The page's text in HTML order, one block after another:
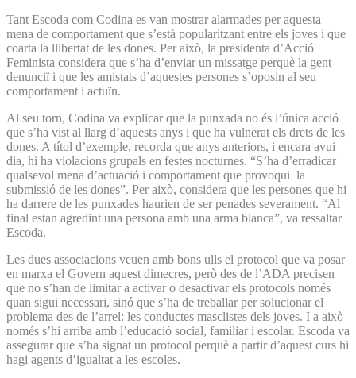
Tant Escoda com Codina es van mostrar alarmades per aquesta
mena de comportament que s’està popularitzant entre els joves i que
coarta la llibertat de les dones. Per això, la presidenta d’Acció
Feminista considera que s’ha d’enviar un missatge perquè la gent
denunciï i que les amistats d’aquestes persones s’oposin al seu
comportament i actuïn.
Al seu torn, Codina va explicar que la punxada no és l’única acció
que s’ha vist al llarg d’aquests anys i que ha vulnerat els drets de les
dones. A títol d’exemple, recorda que anys anteriors, i encara avui
dia, hi ha violacions grupals en festes nocturnes. “S’ha d’erradicar
qualsevol mena d’actuació i comportament que provoqui la
submissió de les dones”. Per això, considera que les persones que hi
ha darrere de les punxades haurien de ser penades severament. “Al
final estan agredint una persona amb una arma blanca”, va ressaltar
Escoda.
Les dues associacions veuen amb bons ulls el protocol que va posar
en marxa el Govern aquest dimecres, però des de l’ADA precisen
que no s’han de limitar a activar o desactivar els protocols només
quan sigui necessari, sinó que s’ha de treballar per solucionar el
problema des de l’arrel: les conductes masclistes dels joves. I a això
només s’hi arriba amb l’educació social, familiar i escolar. Escoda va
assegurar que s’ha signat un protocol perquè a partir d’aquest curs hi
hagi agents d’igualtat a les escoles.